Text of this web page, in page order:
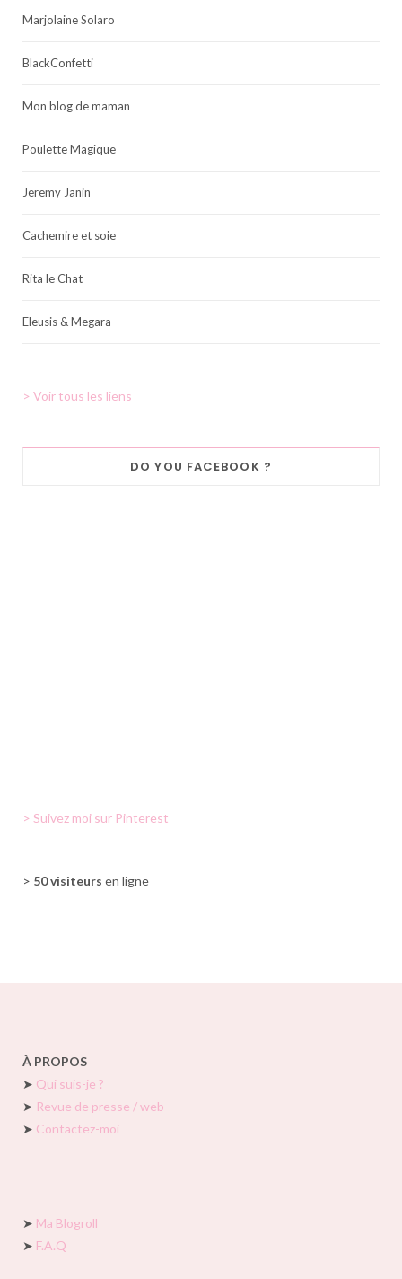
Marjolaine Solaro
BlackConfetti
Mon blog de maman
Poulette Magique
Jeremy Janin
Cachemire et soie
Rita le Chat
Eleusis & Megara
> Voir tous les liens
DO YOU FACEBOOK ?
> Suivez moi sur Pinterest
> 50 visiteurs en ligne
À PROPOS
➤ Qui suis-je ?
➤ Revue de presse / web
➤ Contactez-moi
➤ Ma Blogroll
➤ F.A.Q